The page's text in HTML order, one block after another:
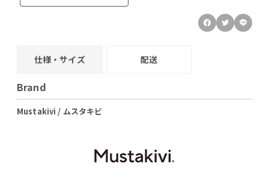
仕様・サイズ 配送
Brand
Mustakivi / ムスタキビ